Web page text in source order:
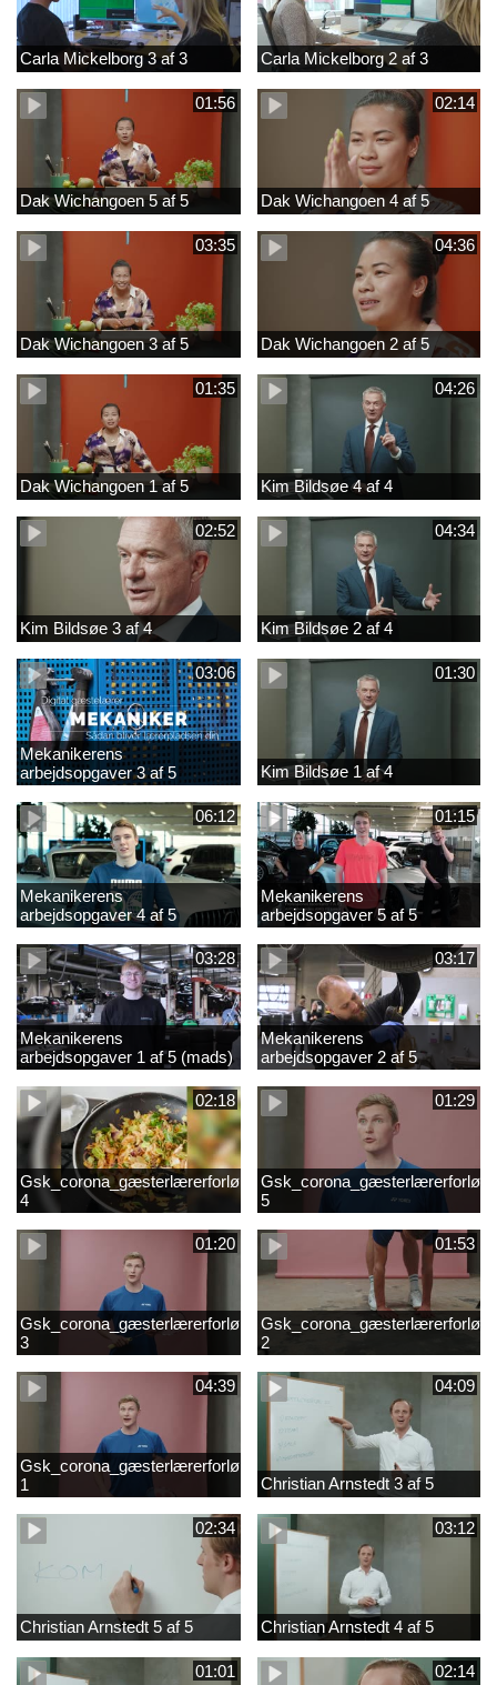
Carla Mickelborg 3 af 3 Carla Mickelborg 2 af 3
01:56
Dak Wichangoen 5 af 5
02:14
Dak Wichangoen 4 af 5
03:35
Dak Wichangoen 3 af 5
04:36
Dak Wichangoen 2 af 5
01:35
Dak Wichangoen 1 af 5
04:26
Kim Bildsøe 4 af 4
02:52
Kim Bildsøe 3 af 4
04:34
Kim Bildsøe 2 af 4
03:06
Mekanikerens
arbejdsopgaver 3 af 5
(lærepladssøgning)
01:30
Kim Bildsøe 1 af 4
06:12
Mekanikerens
arbejdsopgaver 4 af 5
(Frederik Vesti)
01:15
Mekanikerens
arbejdsopgaver 5 af 5
(Frederik Vesti)
03:28
Mekanikerens
arbejdsopgaver 1 af 5 (mads)
03:17
Mekanikerens
arbejdsopgaver 2 af 5
(magnus)
02:18
Gsk_corona_gæsterlærerforløb_Axelsen_del
4
01:29
5
01:20
Gsk_corona_gæsterlærerforløb_Axelsen_del
3
01:53
2
04:39
Gsk_corona_gæsterlærerforløb_Axelsen_del
1
04:09
Christian Arnstedt 3 af 5
02:34
Christian Arnstedt 5 af 5
03:12
Christian Arnstedt 4 af 5
01:01 02:14